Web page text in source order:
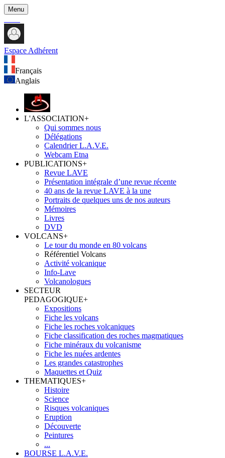
Menu
Espace Adhérent
Français
Anglais
L'ASSOCIATION+
Qui sommes nous
Délégations
Calendrier L.A.V.E.
Webcam Etna
PUBLICATIONS+
Revue LAVE
Présentation intégrale d’une revue récente
40 ans de la revue LAVE à la une
Portraits de quelques uns de nos auteurs
Mémoires
Livres
DVD
VOLCANS+
Le tour du monde en 80 volcans
Référentiel Volcans
Activité volcanique
Info-Lave
Volcanologues
SECTEUR
PEDAGOGIQUE+
Expositions
Fiche les volcans
Fiche les roches volcaniques
Fiche classification des roches magmatiques
Fiche minéraux du volcanisme
Fiche les nuées ardentes
Les grandes catastrophes
Maquettes et Quiz
THEMATIQUES+
Histoire
Science
Risques volcaniques
Eruption
Découverte
Peintures
...
BOURSE L.A.V.E.